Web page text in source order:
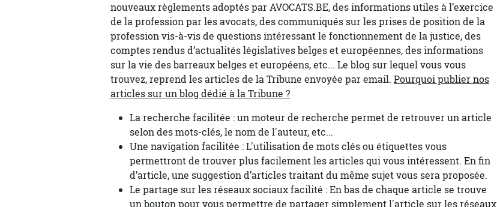
nouveaux règlements adoptés par AVOCATS.BE, des informations utiles à l’exercice
de la profession par les avocats, des communiqués sur les prises de position de la
profession vis-à-vis de questions intéressant le fonctionnement de la justice, des
comptes rendus d’actualités législatives belges et européennes, des informations
sur la vie des barreaux belges et européens, etc... Le blog sur lequel vous vous
trouvez, reprend les articles de la Tribune envoyée par email. Pourquoi publier nos
articles sur un blog dédié à la Tribune ?
La recherche facilitée : un moteur de recherche permet de retrouver un article
selon des mots-clés, le nom de l'auteur, etc...
Une navigation facilitée : L'utilisation de mots clés ou étiquettes vous
permettront de trouver plus facilement les articles qui vous intéressent. En fin
d’article, une suggestion d’articles traitant du même sujet vous sera proposée.
Le partage sur les réseaux sociaux facilité : En bas de chaque article se trouve
un bouton pour vous permettre de partager simplement l'article sur les réseaux